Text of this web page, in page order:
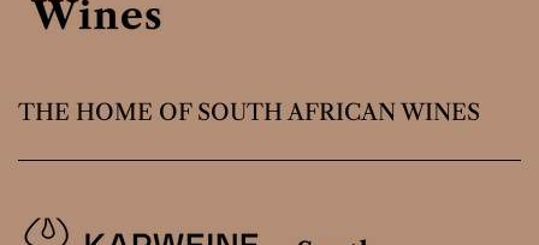
THE HOME OF SOUTH AFRICAN WINES